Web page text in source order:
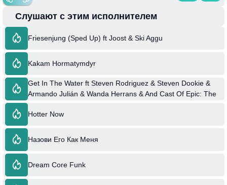
Слушают с этим исполнителем
Friesenjung (Sped Up) ft Joost & Ski Aggu
Kakam Hormatymdyr
Get In The Water ft Steven Rodriguez & Steven Dookie &
Armando Julián & Wanda Herrans & And Cast Of Epic: The
Hotter Now
Назови Его Как Меня
Dream Core Funk